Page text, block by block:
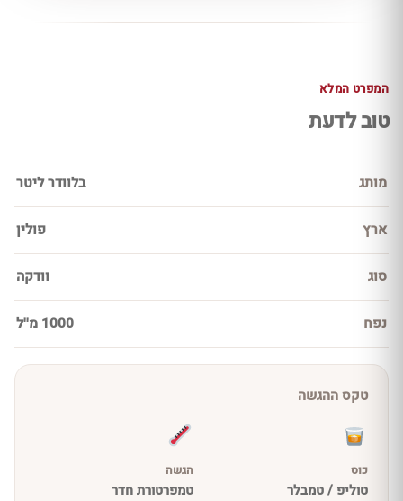
המפרט המלא
טוב לדעת
מותג בלוודר ליטר
ארץ פולין
סוג וודקה
נפח 1000 מ''ל
טקס ההגשה
כוס
טוליפ / טמבלר
הגשה
טמפרטורת חדר